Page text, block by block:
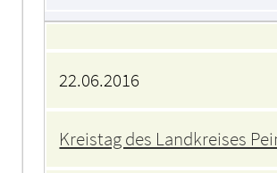
22.06.2016
Kreistag des Landkreises